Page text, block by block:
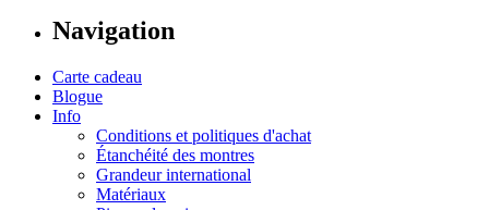
Navigation
Carte cadeau
Blogue
Info
Conditions et politiques d'achat
Étanchéité des montres
Grandeur international
Matériaux